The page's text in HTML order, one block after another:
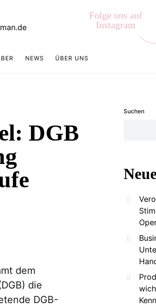
Folge uns auf
Instagram
NEWS ÜBER UNS
DGB
dem
die
DGB-
Suchen